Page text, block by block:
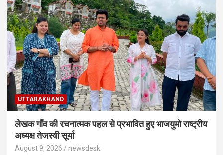
UTTARAKHAND
लेखक गाँव की रचनात्मक पहल से प्रभावित हुए भाजयुमो राष्ट्रीय
अध्यक्ष तेजस्वी सूर्या
August 9, 2026 newsdesk